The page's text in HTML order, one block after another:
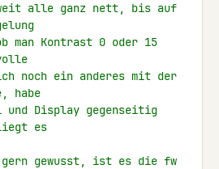
alle ganz nett, bis auf
man Kontrast 0 oder 15
noch ein anderes mit der
habe
Display gegenseitig
es
gewusst, ist es die fw